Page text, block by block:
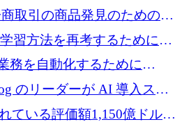
ために 320 万ドルを調達し
上
取引の商品発見のための
に 120 万ユーロを調達
習方法を再考するために
調達
務を自動化するために
ードを確保
のリーダーが AI 導入スタ
を支援
ている評価額1,150億ドルで